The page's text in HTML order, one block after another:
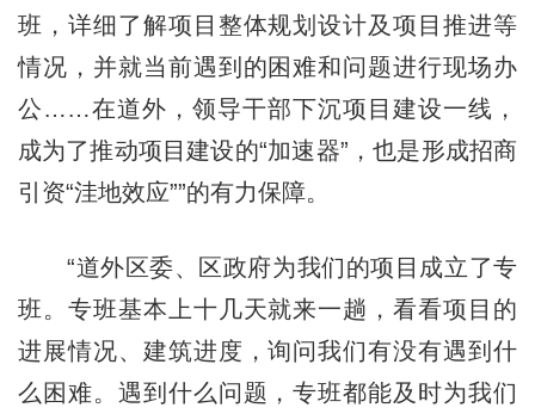
班，详细了解项目整体规划设计及项目推进等
情况，并就当前遇到的困难和问题进行现场办
公……在道外，领导干部下沉项目建设一线，
成为了推动项目建设的“加速器”，也是形成招商
引资“洼地效应””的有力保障。
“道外区委、区政府为我们的项目成立了专
班。专班基本上十几天就来一趟，看看项目的
进展情况、建筑进度，询问我们有没有遇到什
么困难。遇到什么问题，专班都能及时为我们